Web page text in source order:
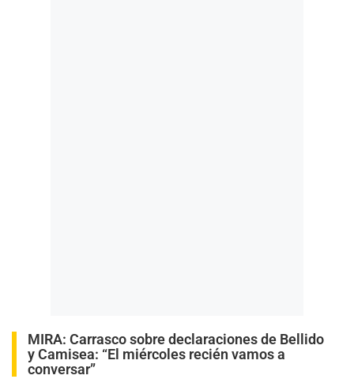
MIRA: Carrasco sobre declaraciones de Bellido
y Camisea: “El miércoles recién vamos a
conversar”